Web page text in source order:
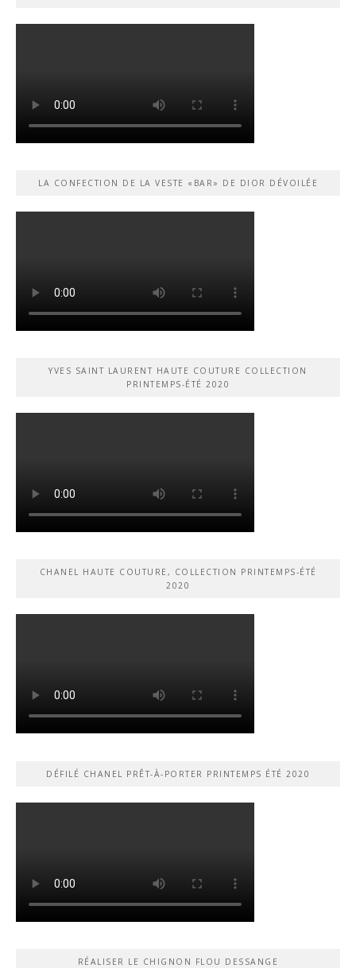
LA CONFECTION DE LA VESTE «BAR» DE DIOR DÉVOILÉE
YVES SAINT LAURENT HAUTE COUTURE COLLECTION
PRINTEMPS-ÉTÉ 2020
CHANEL HAUTE COUTURE, COLLECTION PRINTEMPS-ÉTÉ
2020
DÉFILÉ CHANEL PRÊT-À-PORTER PRINTEMPS ÉTÉ 2020
RÉALISER LE CHIGNON FLOU DESSANGE